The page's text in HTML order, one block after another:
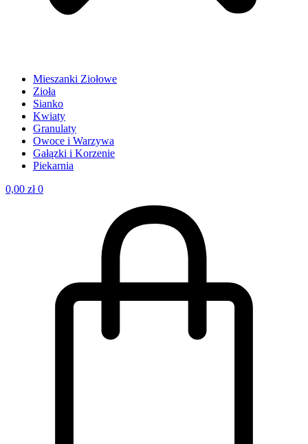
Mieszanki Ziołowe
Zioła
Sianko
Kwiaty
Granulaty
Owoce i Warzywa
Gałązki i Korzenie
Piekarnia
0,00 zł 0